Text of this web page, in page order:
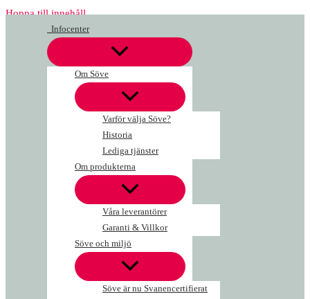
Hoppa till innehåll
Infocenter
Om Söve
Varför välja Söve?
Historia
Lediga tjänster
Om produkterna
Våra leverantörer
Garanti & Villkor
Söve och miljö
Söve är nu Svanencertifierat